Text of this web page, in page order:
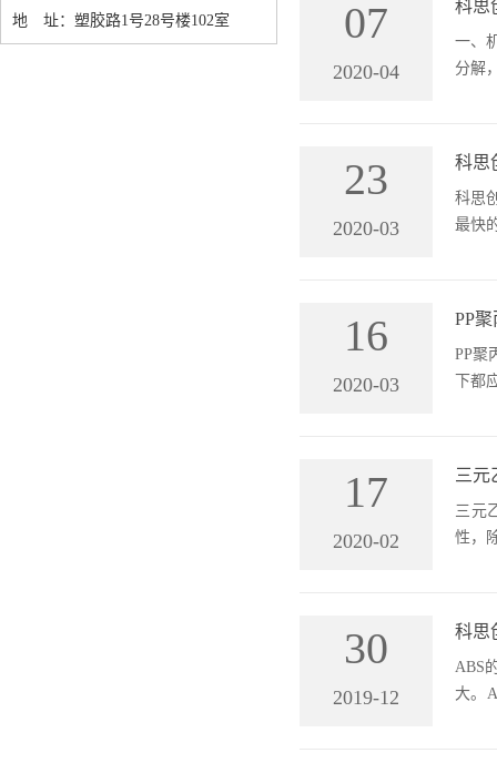
地 址：塑胶路1号28号楼102室
07
2020-04
科思
一、
分解
23
2020-03
科思
科思
最快
16
2020-03
PP
PP聚
下都
17
2020-02
三元
三元
性，
30
2019-12
科思
ABS
大。